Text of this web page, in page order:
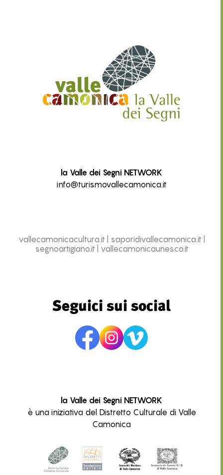
la Valle dei Segni NETWORK
info@turismovallecamonica.it
vallecamonicacultura.it saporidivallecamonica.it
segnoartigiano.it
vallecamonicaunesco.it
Seguici sui social
la Valle dei Segni NETWORK
è una iniziativa del Distretto Culturale di Valle
Camonica